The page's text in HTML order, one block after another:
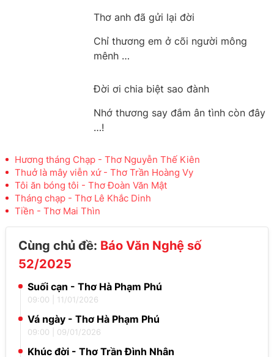
Thơ anh đã gửi lại đời
Chỉ thương em ở cõi người mông
mênh …
Đời ơi chia biệt sao đành
Nhớ thương say đắm ân tình còn đây
…!
Hương tháng Chạp - Thơ Nguyễn Thế Kiên
Thuở là mây viễn xứ - Thơ Trần Hoàng Vy
Tôi ăn bóng tôi - Thơ Đoàn Văn Mật
Tháng chạp - Thơ Lê Khắc Dinh
Tiền - Thơ Mai Thìn
Cùng chủ đề: Báo Văn Nghệ số
52/2025
Suối cạn - Thơ Hà Phạm Phú
09:00 11/01/2026
Vá ngày - Thơ Hà Phạm Phú
09:00 09/01/2026
Khúc đời - Thơ Trần Đình Nhân